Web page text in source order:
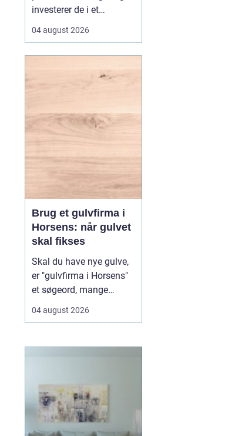
Farvskov
investerer de i et
medarbejdere trives, og
04 august 2026
Brug et gulvfirma i
Horsens: når gulvet
skal fikses
Skal du have nye gulve,
er "gulvfirma i Horsens"
et søgeord, mange
overfor et nyt gulvprojekt
virksomheden. Når du
handler det typi...
04 august 2026